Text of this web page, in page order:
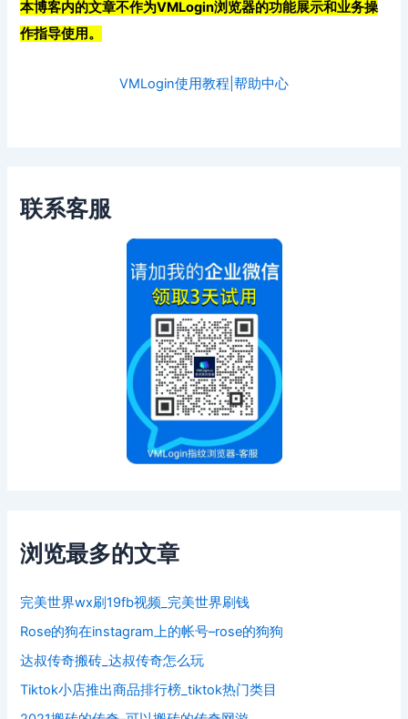
本博客内的文章不作为VMLogin浏览器的功能展示和业务操
作指导使用。
VMLogin使用教程|帮助中心
联系客服
浏览最多的文章
完美世界wx刷19fb视频_完美世界刷钱
Rose的狗在instagram上的帐号–rose的狗狗
达叔传奇搬砖_达叔传奇怎么玩
Tiktok小店推出商品排行榜_tiktok热门类目